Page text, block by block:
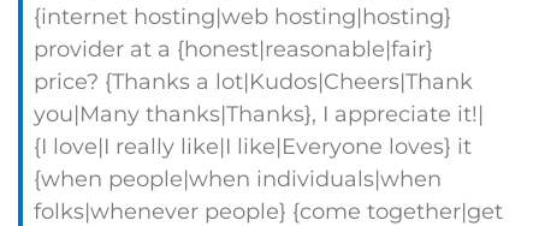
{internet hosting|web hosting|hosting}
provider at a {honest|reasonable|fair}
price? {Thanks a lot|Kudos|Cheers|Thank
you|Many thanks|Thanks}, I appreciate it!|
{I love|I really like|I like|Everyone loves} it
{when people|when individuals|when
folks|whenever people} {come together|get